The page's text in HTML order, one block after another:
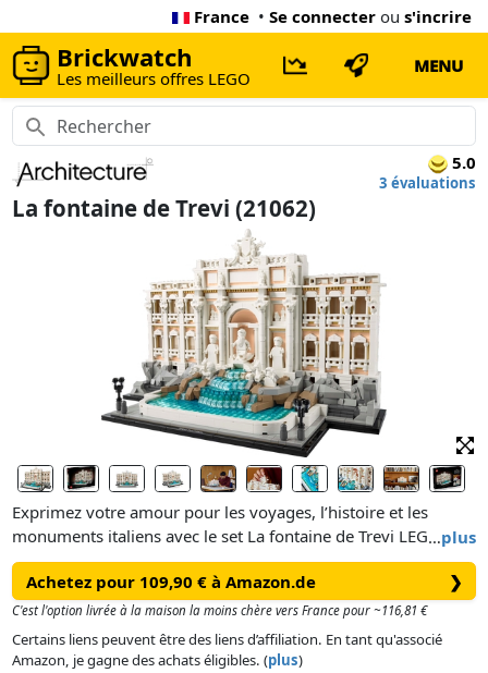
France • Se connecter ou s'incrire
Brickwatch
Les meilleurs offres LEGO
MENU
5.0
3 évaluations
La fontaine de Trevi (21062)
…plus
Exprimez votre amour pour les voyages, l’histoire et les
monuments italiens avec le set La fontaine de Trevi LEGO®
Architecture (21062) à collectionner pour adultes. Ce modèle
à offrir pour un anniversaire ou les fêtes invite à plonger
dans l’histoire et la mythologie de la fontaine à travers la
construction de ses sculptures. Il est conçu pour recréer
l’apparence de la fontaine baignée de soleil.
Achetez pour 109,90 € à Amazon.de ❯
C'est l'option livrée à la maison la moins chère vers France pour ~116,81 €
Certains liens peuvent être des liens d’affiliation. En tant qu'associé
Amazon, je gagne des achats éligibles. (plus)